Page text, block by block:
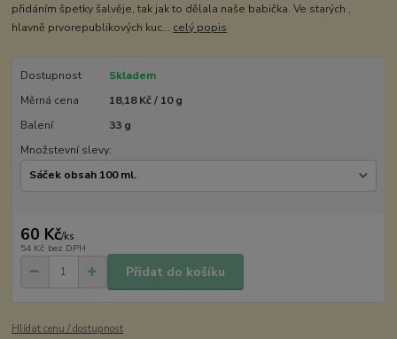
přidáním špetky šalvěje, tak jak to dělala naše babička. Ve starých ,
hlavně prvorepublikových kuc... celý popis
Dostupnost
Skladem
Měrná cena
18,18 Kč / 10 g
Balení
33 g
Množstevní slevy:
60 Kč/ks
54 Kč bez DPH
Přidat do košíku
Hlídat cenu / dostupnost